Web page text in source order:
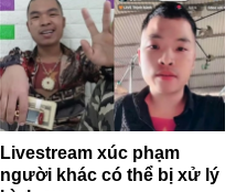
Livestream xúc phạm
người khác có thể bị xử lý